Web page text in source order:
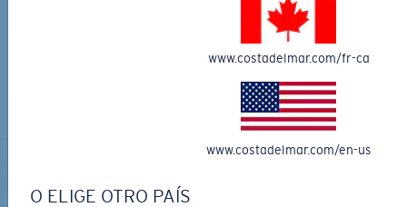
COURONNEZ VOTRE AVENTURE
AVEC LES LUNETTES DE SOLEIL
PARFAITES
Découvrez des lunettes conçues pour chaque aventure
www.costadelmar.com/fr-ca
www.costadelmar.com/en-us
O ELIGE OTRO PAÍS